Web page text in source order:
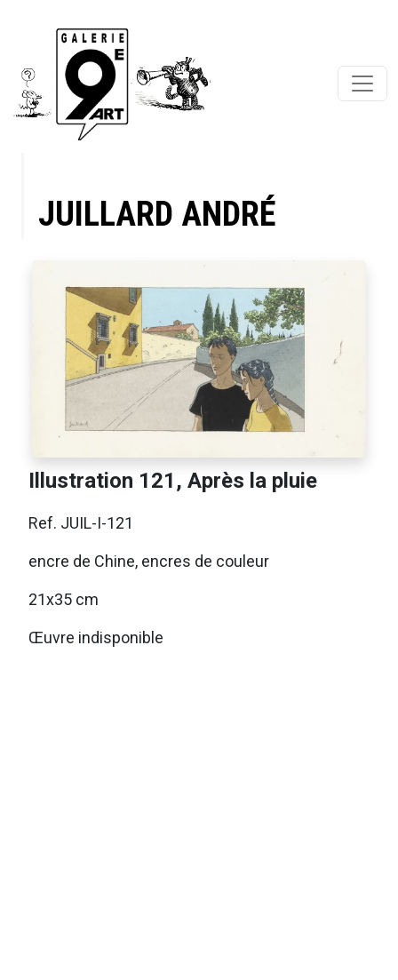
JUILLARD ANDRÉ
Illustration 121, Après la pluie
Ref. JUIL-I-121
encre de Chine, encres de couleur
21x35 cm
Œuvre indisponible